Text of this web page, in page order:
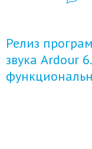
Релиз
звука Ardour